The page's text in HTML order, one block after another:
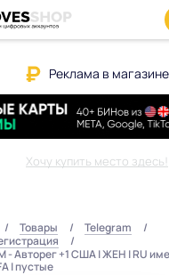
Реклама в магазине
Хочу купить место здесь!
Товары
Telegram
- Авторег +1 США | ЖЕН | RU
| пустые